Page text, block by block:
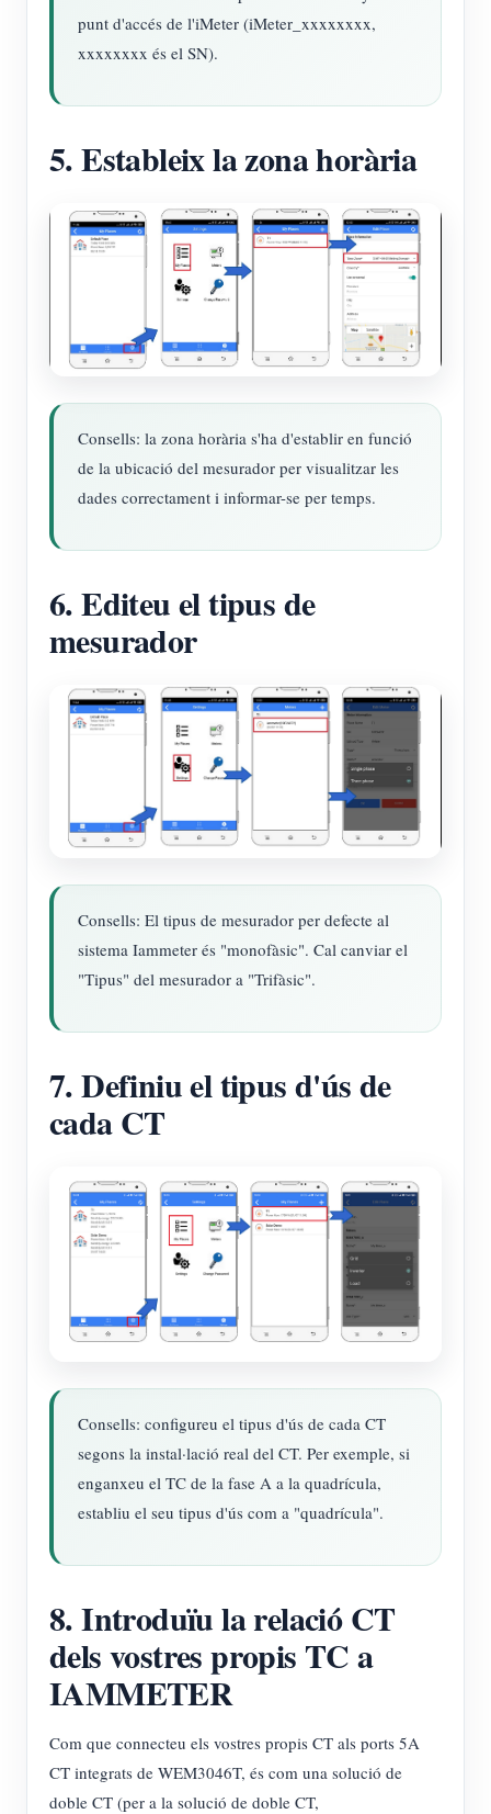
punt d'accés de l'iMeter (iMeter_xxxxxxxx,
xxxxxxxx és el SN).
5. Estableix la zona horària
Consells: la zona horària s'ha d'establir en funció
de la ubicació del mesurador per visualitzar les
dades correctament i informar-se per temps.
6. Editeu el tipus de
mesurador
Consells: El tipus de mesurador per defecte al
sistema Iammeter és "monofàsic". Cal canviar el
"Tipus" del mesurador a "Trifàsic".
7. Definiu el tipus d'ús de
cada CT
Consells: configureu el tipus d'ús de cada CT
segons la instal·lació real del CT. Per exemple, si
enganxeu el TC de la fase A a la quadrícula,
establiu el seu tipus d'ús com a "quadrícula".
8. Introduïu la relació CT
dels vostres propis TC a
IAMMETER
Com que connecteu els vostres propis CT als ports 5A
CT integrats de WEM3046T, és com una solució de
doble CT (per a la solució de doble CT,